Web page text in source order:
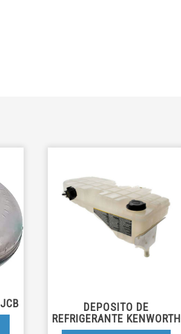
DEPOSITO DE
REFRIGERANTE KENWORTH